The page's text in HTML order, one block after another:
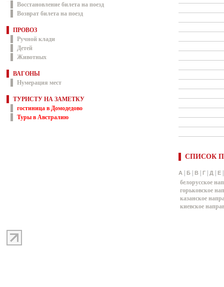
Восстановление билета на поезд
Возврат билета на поезд
ПРОВОЗ
Ручной клади
Детей
Животных
ВАГОНЫ
Нумерация мест
ТУРИСТУ НА ЗАМЕТКУ
гостиница в Домодедово
Туры в Австралию
СПИСОК
А Б В Г Д Е
белорусское
горьковское
казанское
киевское